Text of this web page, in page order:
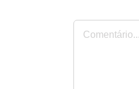
Comentário